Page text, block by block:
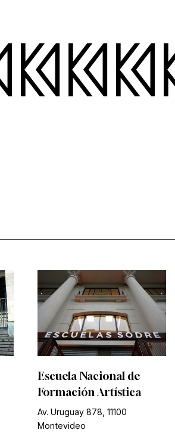
Escuela Nacional de
Formación Artística
Av. Uruguay 878, 11100
Montevideo